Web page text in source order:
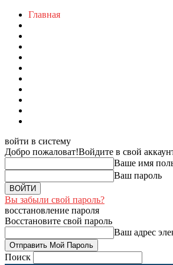
Главная
войти в систему
Добро пожаловат!Войдите в свой
Ваше имя
Ваш пароль
Вы забыли свой пароль?
восстановление пароля
Восстановите свой пароль
Ваш адрес
Поиск